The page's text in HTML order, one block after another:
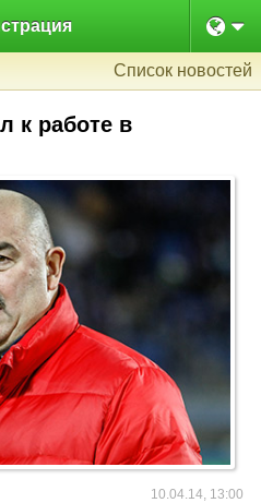
Список новостей
к работе в
10.04.14, 13:00